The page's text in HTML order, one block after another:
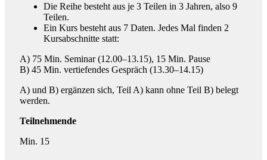
Die Reihe besteht aus je 3 Teilen in 3 Jahren, also 9
Teilen.
Ein Kurs besteht aus 7 Daten. Jedes Mal finden 2
Kursabschnitte statt:
A) 75 Min. Seminar (12.00–13.15), 15 Min. Pause
B) 45 Min. vertiefendes Gespräch (13.30–14.15)
A) und B) ergänzen sich, Teil A) kann ohne Teil B) belegt
werden.
Teilnehmende
Min. 15